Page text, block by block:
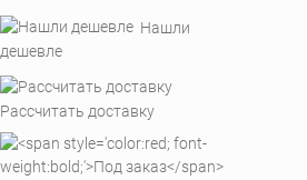
Нашли
дешевле
Рассчитать доставку